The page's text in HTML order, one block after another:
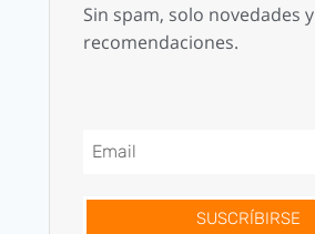
Sin spam, solo novedades y
recomendaciones.
SUSCRÍBIRSE